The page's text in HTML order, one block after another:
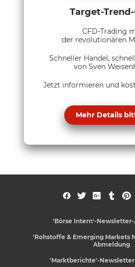
Target-Trend-
CFD-Trading
der revolutionären
Schneller Handel,
von Sven
Jetzt informieren und
Mehr Details
'Börse Intern'-
'Rohstoffe & Emerging Markets
Abmeldung
'Marktberichte'-